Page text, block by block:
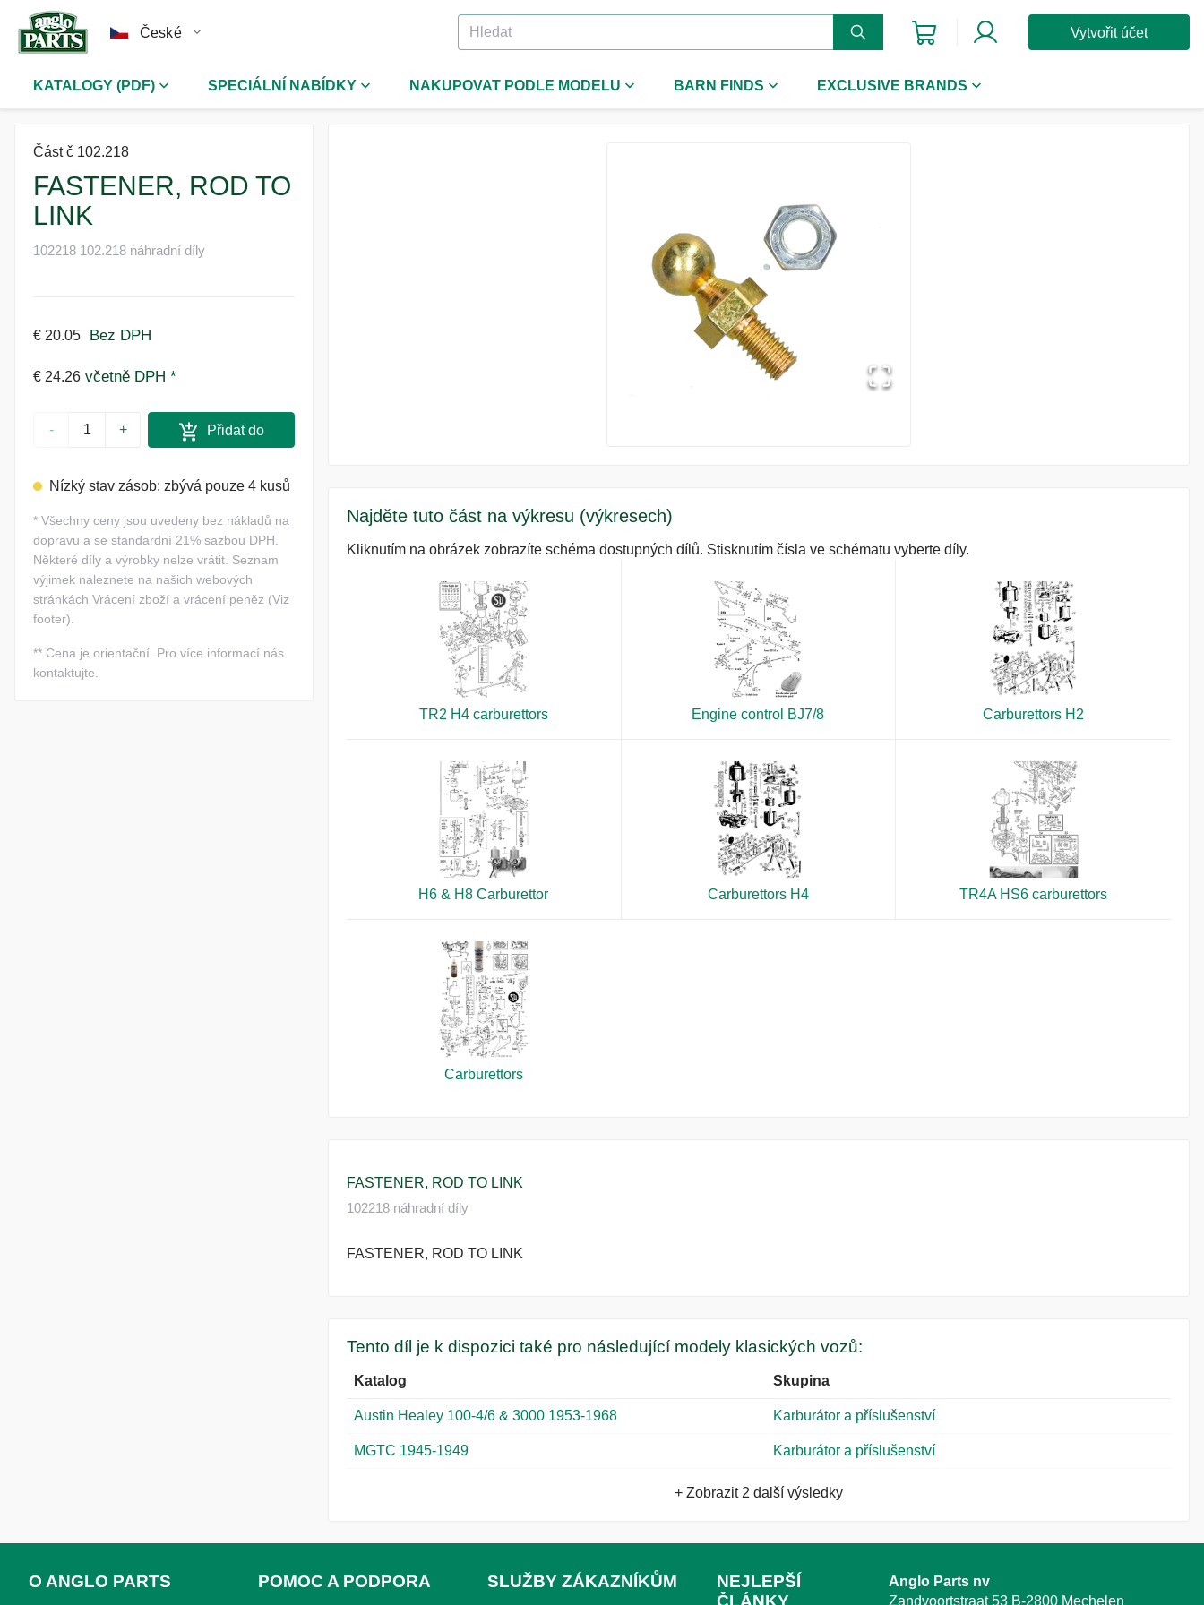
České Vytvořit účet
KATALOGY (PDF) SPECIÁLNÍ NABÍDKY NAKUPOVAT PODLE MODELU BARN FINDS EXCLUSIVE BRANDS
Část č 102.218
FASTENER, ROD TO
LINK
102218 102.218 náhradní díly
€ 20.05 Bez DPH
€ 24.26 včetně DPH *
- +
Přidat do
Nízký stav zásob: zbývá pouze 4 kusů
* Všechny ceny jsou uvedeny bez nákladů na
dopravu a se standardní 21% sazbou DPH.
Některé díly a výrobky nelze vrátit. Seznam
výjimek naleznete na našich webových
stránkách Vrácení zboží a vrácení peněz (Viz
footer).
** Cena je orientační. Pro více informací nás
kontaktujte.
Najděte tuto část na výkresu (výkresech)
Kliknutím na obrázek zobrazíte schéma dostupných dílů. Stisknutím čísla ve schématu vyberte díly.
TR2 H4 carburettors Engine control BJ7/8 Carburettors H2
H6 & H8 Carburettor Carburettors H4 TR4A HS6 carburettors
Carburettors
FASTENER, ROD TO LINK
102218 náhradní díly
FASTENER, ROD TO LINK
Tento díl je k dispozici také pro následující modely klasických vozů:
Katalog Skupina
Austin Healey 100-4/6 & 3000 1953-1968 Karburátor a příslušenství
MGTC 1945-1949 Karburátor a příslušenství
+ Zobrazit 2 další výsledky
O ANGLO PARTS POMOC A PODPORA SLUŽBY ZÁKAZNÍKŮM
NEJLEPŠÍ
ČLÁNKY
Anglo Parts nv
Zandvoortstraat 53 B-2800 Mechelen